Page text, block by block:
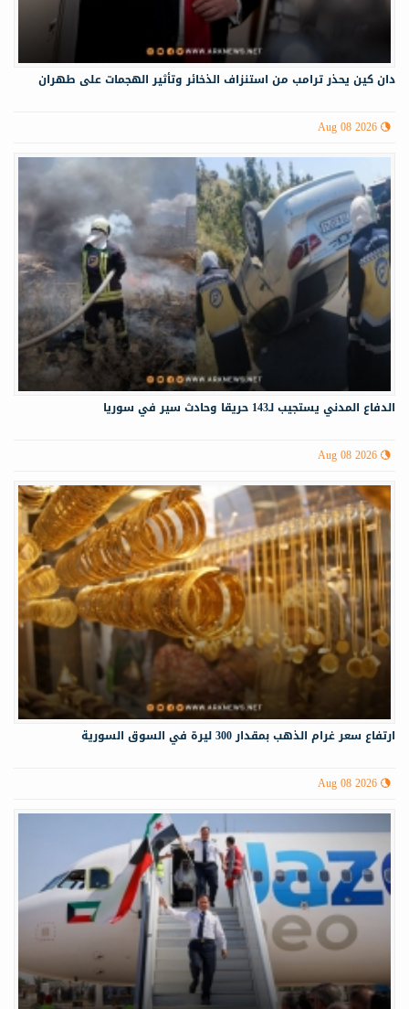
دان كين يحذر ترامب من استنزاف الذخائر وتأثير الهجمات على طهران
Aug 08 2026
الدفاع المدني يستجيب لـ143 حريقا وحادث سير في سوريا
Aug 08 2026
ارتفاع سعر غرام الذهب بمقدار 300 ليرة في السوق السورية
Aug 08 2026